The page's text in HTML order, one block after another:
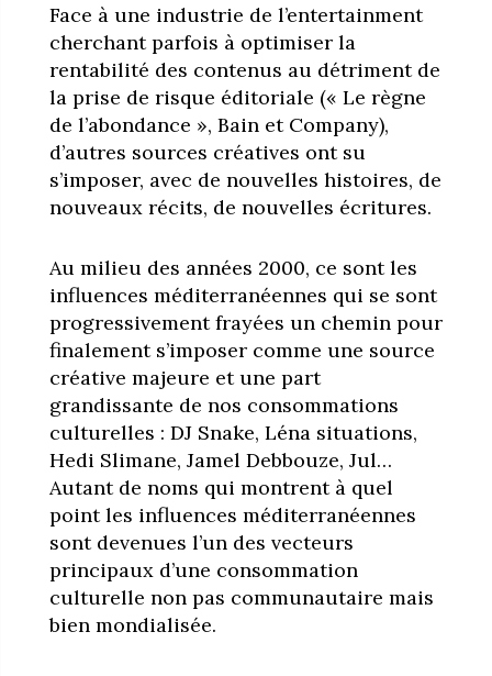
Face à une industrie de l’entertainment
cherchant parfois à optimiser la
rentabilité des contenus au détriment de
la prise de risque éditoriale (« Le règne
de l’abondance », Bain et Company),
d’autres sources créatives ont su
s’imposer, avec de nouvelles histoires, de
nouveaux récits, de nouvelles écritures.
Au milieu des années 2000, ce sont les
influences méditerranéennes qui se sont
progressivement frayées un chemin pour
finalement s’imposer comme une source
créative majeure et une part
grandissante de nos consommations
culturelles : DJ Snake, Léna situations,
Hedi Slimane, Jamel Debbouze, Jul…
Autant de noms qui montrent à quel
point les influences méditerranéennes
sont devenues l’un des vecteurs
principaux d’une consommation
culturelle non pas communautaire mais
bien mondialisée.